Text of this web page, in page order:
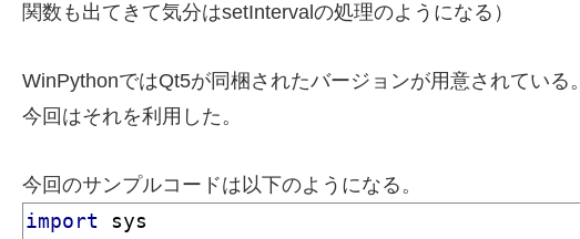
関数も出てきて気分はsetIntervalの処理のようになる）
WinPythonではQt5が同梱されたバージョンが用意されている。
今回はそれを利用した。
今回のサンプルコードは以下のようになる。
import